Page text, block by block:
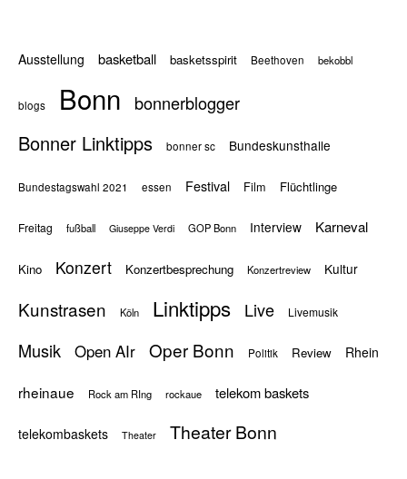
Ausstellung basketball basketsspirit Beethoven bekobbl
blogs Bonn bonnerblogger
Bonner Linktipps bonner sc Bundeskunsthalle
Bundestagswahl 2021 essen Festival Film Flüchtlinge
Freitag fußball Giuseppe Verdi GOP Bonn Interview Karneval
Kino Konzert Konzertbesprechung Konzertreview Kultur
Kunstrasen Köln Linktipps Live Livemusik
Musik Open AIr Oper Bonn Politik Review Rhein
rheinaue Rock am RIng rockaue telekom baskets
telekombaskets Theater Theater Bonn